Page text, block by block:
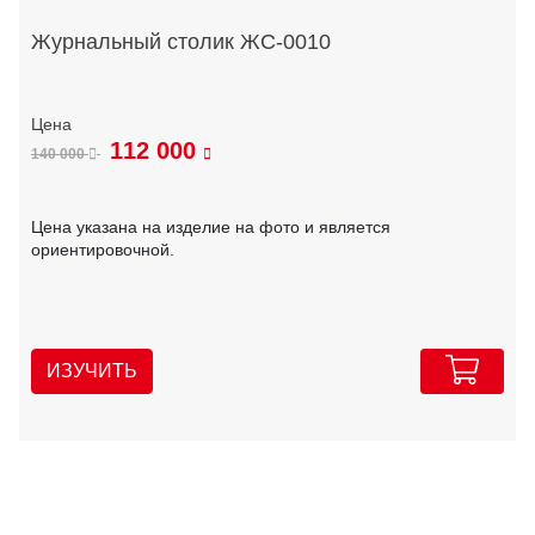
Журнальный столик ЖС-0010
140 000 112 000
Цена указана на изделие на фото и является
ориентировочной.
ИЗУЧИТЬ